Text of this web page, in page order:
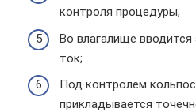
контроля процедуры;
Во влагалище
ток;
Под контролем
прикладывается